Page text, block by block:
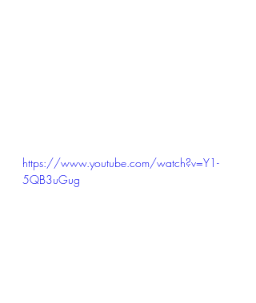
https://www.youtube.com/watch?v=Y1-
5QB3uGug